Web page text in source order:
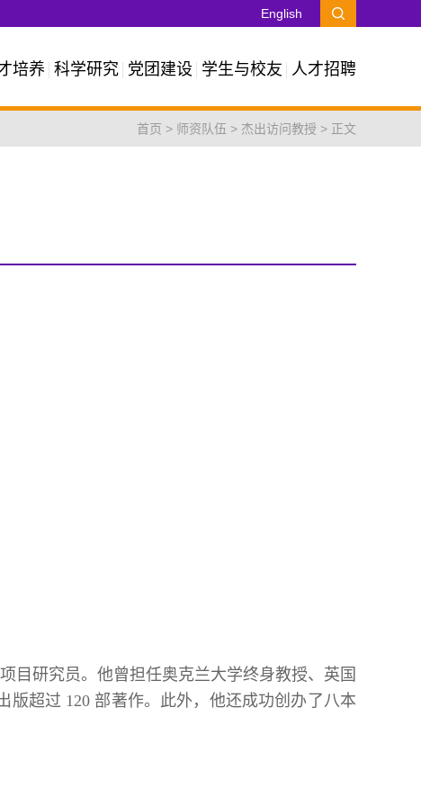
English
培养 科学研究 党团建设 学生与校友 人才招聘
首页 > 师资队伍 > 杰出访问教授 > 正文
目研究员。他曾担任奥克兰大学终身教授、英国
超过 120 部著作。此外，他还成功创办了八本